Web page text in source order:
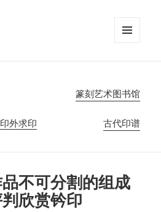
篆刻艺术图书馆
印外求印 古代印谱
不可分割的组成
欣赏钤印